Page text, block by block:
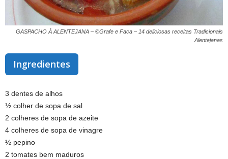
GASPACHO À ALENTEJANA – ©Grafe e Faca – 14 deliciosas receitas Tradicionais
Alentejanas
Ingredientes
3 dentes de alhos
½ colher de sopa de sal
2 colheres de sopa de azeite
4 colheres de sopa de vinagre
½ pepino
2 tomates bem maduros